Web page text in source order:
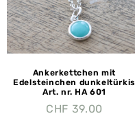
Ankerkettchen mit
Edelsteinchen dunkeltürkis
Art. nr. HA 601
CHF 39.00